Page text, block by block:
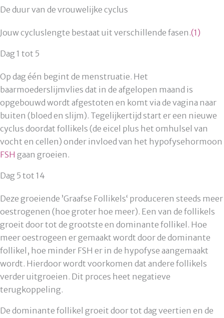
De duur van de vrouwelijke cyclus
Jouw cycluslengte bestaat uit verschillende fasen.(1)
Dag 1 tot 5
Op dag één begint de menstruatie. Het
baarmoederslijmvlies dat in de afgelopen maand is
opgebouwd wordt afgestoten en komt via de vagina naar
buiten (bloed en slijm). Tegelijkertijd start er een nieuwe
cyclus doordat follikels (de eicel plus het omhulsel van
vocht en cellen) onder invloed van het hypofysehormoon
FSH gaan groeien.
Dag 5 tot 14
Deze groeiende ’Graafse Follikels‘ produceren steeds meer
oestrogenen (hoe groter hoe meer). Een van de follikels
groeit door tot de grootste en dominante follikel. Hoe
meer oestrogeen er gemaakt wordt door de dominante
follikel, hoe minder FSH er in de hypofyse aangemaakt
wordt. Hierdoor wordt voorkomen dat andere follikels
verder uitgroeien. Dit proces heet negatieve
terugkoppeling.
De dominante follikel groeit door tot dag veertien en de